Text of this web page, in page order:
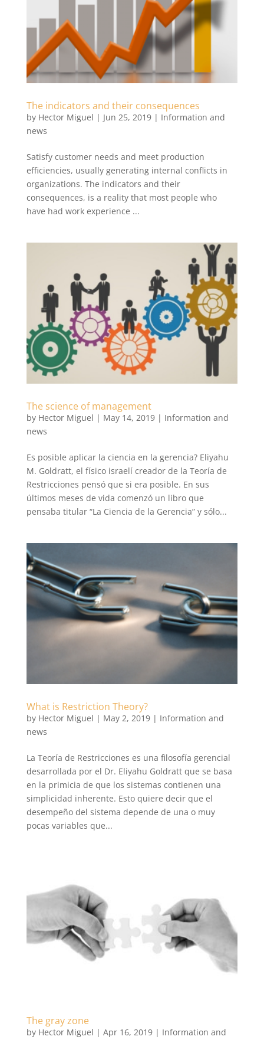
The indicators and their consequences
by Hector Miguel | Jun 25, 2019| Information and
news
Satisfy customer needs and meet production
efficiencies, usually generating internal conflicts in
organizations. The indicators and their
consequences, is a reality that most people who
have had work experience ...
The science of management
by Hector Miguel | May 14, 2019| Information and
news
Es posible aplicar la ciencia en la gerencia? Eliyahu
M. Goldratt, el físico israelí creador de la Teoría de
Restricciones pensó que si era posible. En sus
últimos meses de vida comenzó un libro que
pensaba titular “La Ciencia de la Gerencia” y sólo...
What is Restriction Theory?
by Hector Miguel | May 2, 2019| Information and
news
La Teoría de Restricciones es una filosofía gerencial
desarrollada por el Dr. Eliyahu Goldratt que se basa
en la primicia de que los sistemas contienen una
simplicidad inherente. Esto quiere decir que el
desempeño del sistema depende de una o muy
pocas variables que...
The gray zone
by Hector Miguel | Apr 16, 2019| Information and